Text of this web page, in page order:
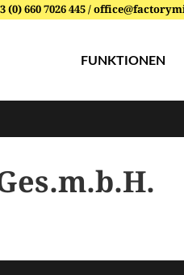
(0) 660 7026 445 /
FUNKTIONEN